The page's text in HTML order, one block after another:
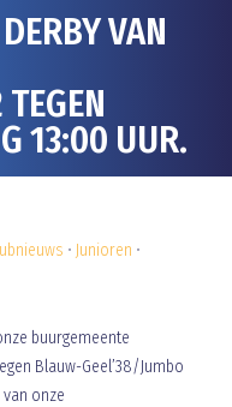
DERBY VAN
13:00 UUR.
• Junioren •
buurgemeente
Blauw-Geel’38/Jumbo
onze